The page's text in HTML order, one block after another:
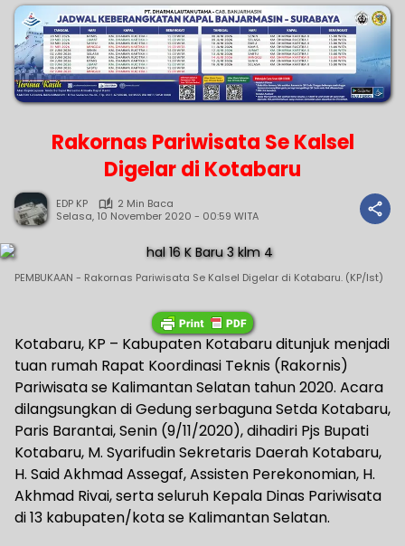
Rakornas Pariwisata Se Kalsel
Digelar di Kotabaru
EDP KP
2 Min Baca
Selasa, 10 November 2020 - 00:59 WITA
PEMBUKAAN - Rakornas Pariwisata Se Kalsel Digelar di Kotabaru. (KP/Ist)
Kotabaru, KP – Kabupaten Kotabaru ditunjuk menjadi
tuan rumah Rapat Koordinasi Teknis (Rakornis)
Pariwisata se Kalimantan Selatan tahun 2020. Acara
dilangsungkan di Gedung serbaguna Setda Kotabaru,
Paris Barantai, Senin (9/11/2020), dihadiri Pjs Bupati
Kotabaru, M. Syarifudin Sekretaris Daerah Kotabaru,
H. Said Akhmad Assegaf, Assisten Perekonomian, H.
Akhmad Rivai, serta seluruh Kepala Dinas Pariwisata
di 13 kabupaten/kota se Kalimantan Selatan.